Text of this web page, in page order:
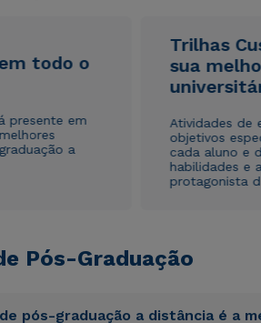
todo o
presente em
a
Trilhas
sua
Atividades de
objetivos
cada aluno e
habilidades e
protagonista
Pós-Graduação
pós-graduação a distância é a
Estou
autorizo
envio
Estou
autorizo
envio